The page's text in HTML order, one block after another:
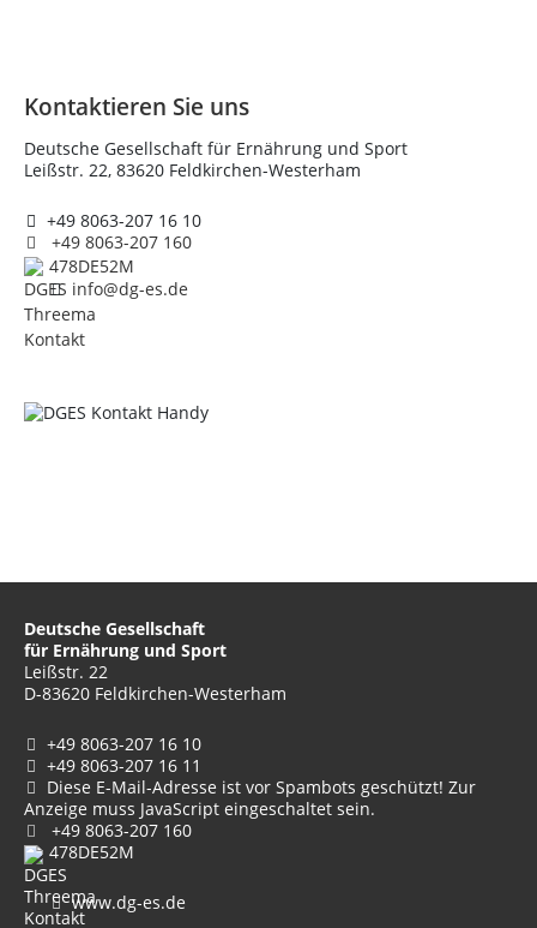
Kontaktieren Sie uns
Deutsche Gesellschaft für Ernährung und Sport
Leißstr. 22, 83620 Feldkirchen-Westerham
+49 8063-207 16 10
+49 8063-207 160
478DE52M
info@dg-es.de
Deutsche Gesellschaft
für Ernährung und Sport
Leißstr. 22
D-83620 Feldkirchen-Westerham
+49 8063-207 16 10
+49 8063-207 16 11
Diese E-Mail-Adresse ist vor Spambots geschützt! Zur
Anzeige muss JavaScript eingeschaltet sein.
+49 8063-207 160
478DE52M
www.dg-es.de